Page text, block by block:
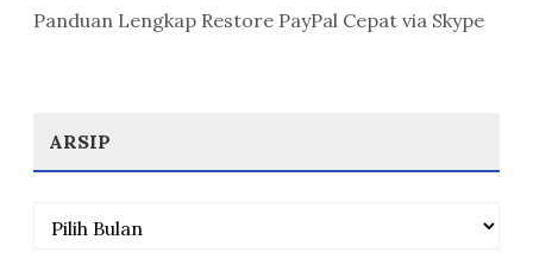
Panduan Lengkap Restore PayPal Cepat via Skype
ARSIP
Arsip